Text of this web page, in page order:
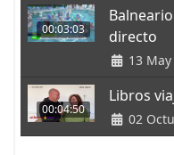
00:03:03
directo
13
00:04:50
Libros
02